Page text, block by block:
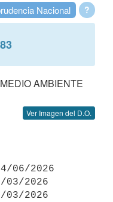
?
Nacional
AMBIENTE
Ver Imagen del D.O.
06/2026
03/2026
03/2026